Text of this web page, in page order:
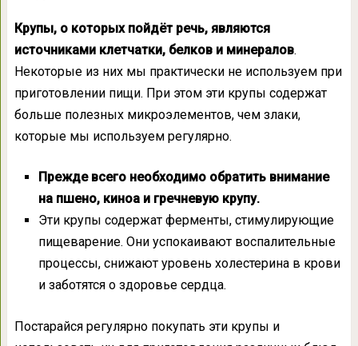
Крупы, о которых пойдёт речь, являются
источниками клетчатки, белков и минералов.
Некоторые из них мы практически не используем при
приготовлении пищи. При этом эти крупы содержат
больше полезных микроэлементов, чем злаки,
которые мы используем регулярно.
Прежде всего необходимо обратить внимание
на пшено, киноа и гречневую крупу.
Эти крупы содержат ферменты, стимулирующие
пищеварение. Они успокаивают воспалительные
процессы, снижают уровень холестерина в крови
и заботятся о здоровье сердца.
Постарайся регулярно покупать эти крупы и